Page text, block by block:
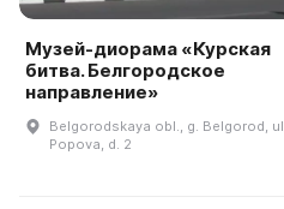
Музей-диорама «Курская
битва. Белгородское
направление»
Belgorodskaya obl., g. Belgorod, ul.
Popova, d. 2